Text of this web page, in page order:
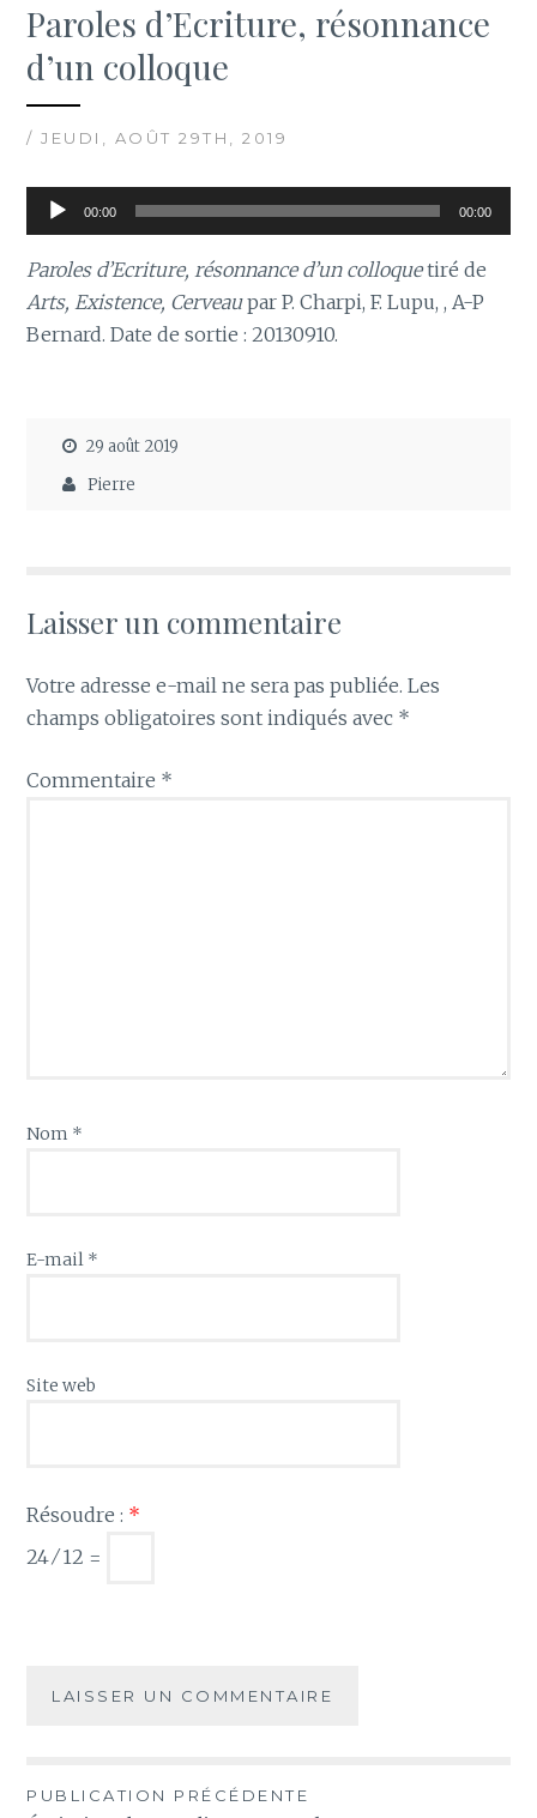
Paroles d’Ecriture, résonnance
d’un colloque
/ JEUDI, AOÛT 29TH, 2019
Lecteur
audio
00:00 00:00
Paroles d’Ecriture, résonnance d’un colloquetiré de
Arts, Existence, Cerveaupar P. Charpi, F. Lupu, , A-P
Bernard. Date de sortie : 20130910.
29 août 2019
Pierre
Laisser un commentaire
Votre adresse e-mail ne sera pas publiée. Les
champs obligatoires sont indiqués avec *
Commentaire *
Nom *
E-mail *
Site web
Résoudre : *
24 ⁄ 12 =
Navigation
PUBLICATION PRÉCÉDENTE